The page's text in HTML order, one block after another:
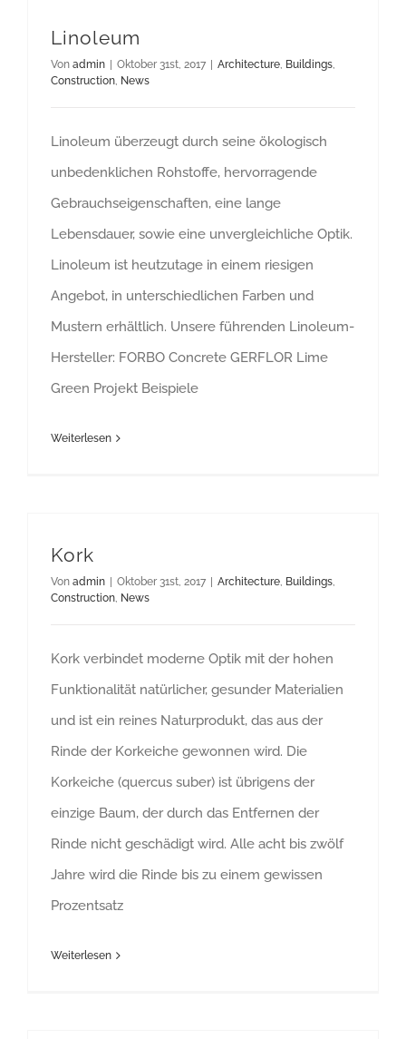
Linoleum
Von admin | Oktober 31st, 2017 | Architecture Buildings
Construction News
Linoleum überzeugt durch seine ökologisch
unbedenklichen Rohstoffe, hervorragende
Gebrauchseigenschaften, eine lange
Lebensdauer, sowie eine unvergleichliche Optik.
Linoleum ist heutzutage in einem riesigen
Angebot, in unterschiedlichen Farben und
Mustern erhältlich. Unsere führenden Linoleum-
Hersteller: FORBO Concrete GERFLOR Lime
Green Projekt Beispiele
Weiterlesen
Kork
Von admin | Oktober 31st, 2017 | Architecture Buildings
Construction News
Kork verbindet moderne Optik mit der hohen
Funktionalität natürlicher, gesunder Materialien
und ist ein reines Naturprodukt, das aus der
Rinde der Korkeiche gewonnen wird. Die
Korkeiche (quercus suber) ist übrigens der
einzige Baum, der durch das Entfernen der
Rinde nicht geschädigt wird. Alle acht bis zwölf
Jahre wird die Rinde bis zu einem gewissen
Prozentsatz
Weiterlesen